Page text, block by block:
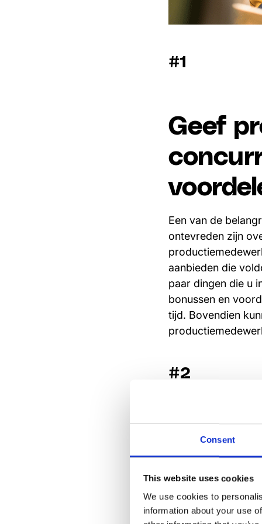
Consent
This website uses cookies
We use cookies to
information about your use
#1
Geef
Een van de
ontevreden zijn
aanbieden die
paar dingen die u
bonussen en
tijd. Bovendien
#2
Net als elke
willen ze een